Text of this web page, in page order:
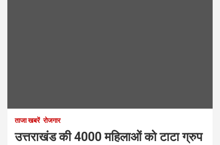
ताजा खबरें रोजगार
उत्तराखंड की 4000 महिलाओं को टाटा ग्रुप